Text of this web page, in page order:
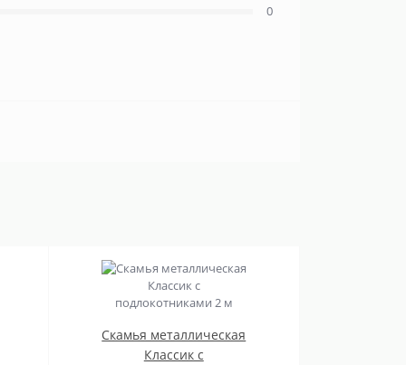
0
Скамья металлическая
Классик с